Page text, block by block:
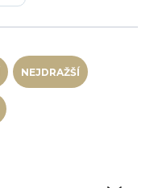
NEJDRAŽŠÍ